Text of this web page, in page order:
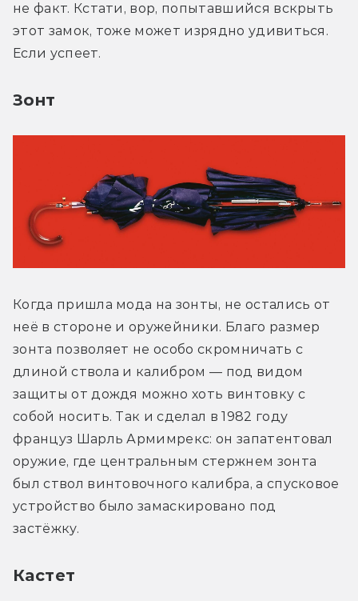
не факт. Кстати, вор, попытавшийся вскрыть
этот замок, тоже может изрядно удивиться.
Если успеет.
Зонт
Когда пришла мода на зонты, не остались от
неё в стороне и оружейники. Благо размер
зонта позволяет не особо скромничать с
длиной ствола и калибром — под видом
защиты от дождя можно хоть винтовку с
собой носить. Так и сделал в 1982 году
француз Шарль Армимрекс: он запатентовал
оружие, где центральным стержнем зонта
был ствол винтовочного калибра, а спусковое
устройство было замаскировано под
застёжку.
Кастет